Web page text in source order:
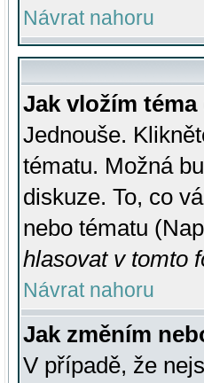
Návrat nahoru
Jak vložím
Jednouše.
tématu. Možná
diskuze. To, co
nebo tématu
hlasovat v tomto
Návrat nahoru
Jak změním
V případě, že